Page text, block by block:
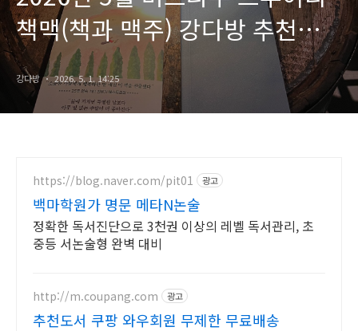
책맥(책과 맥주) 강다방 추천
도서
강다방 2026. 5. 1. 14:25
https://blog.naver.com/pit01 광고
백마학원가 명문 메타N논술
정확한 독서진단으로 3천권 이상의 레벨 독서관리, 초
중등 서논술형 완벽 대비
http://m.coupang.com 광고
추천도서 쿠팡 와우회원 무제한 무료배송